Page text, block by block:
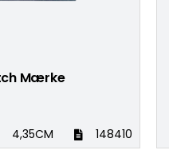
Mærke
4,35CM 148410